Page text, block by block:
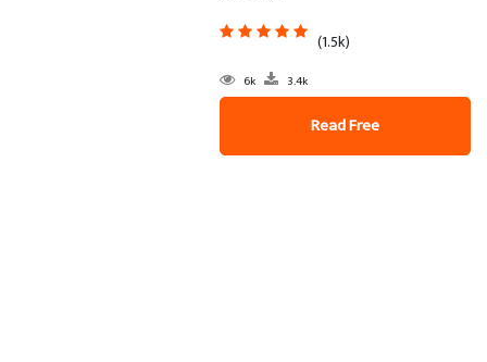
(1.5k)
6k 3.4k
Read Free